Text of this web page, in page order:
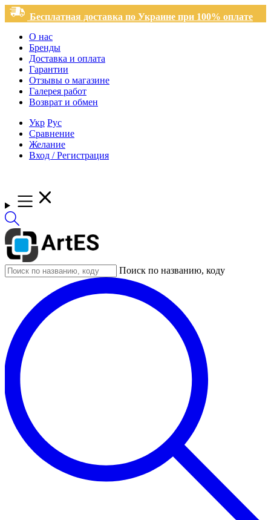
Бесплатная доставка по Украине при 100% оплате
О нас
Бренды
Доставка и оплата
Гарантии
Отзывы о магазине
Галерея работ
Возврат и обмен
Укр Рус
Сравнение
Желание
Вход / Регистрация
Поиск по названию, коду